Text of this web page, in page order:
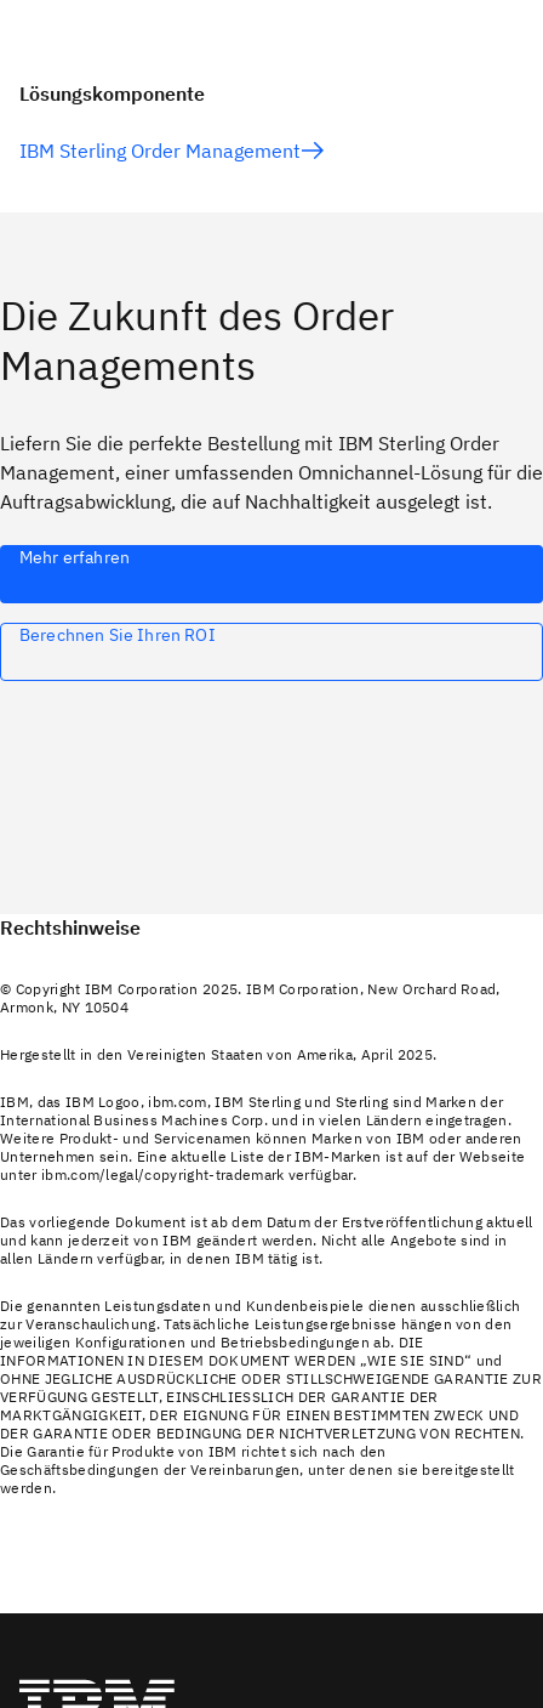
Lösungskomponente
IBM Sterling Order Management
Die Zukunft des Order
Managements
Liefern Sie die perfekte Bestellung mit IBM Sterling Order
Management, einer umfassenden Omnichannel-Lösung für die
Auftragsabwicklung, die auf Nachhaltigkeit ausgelegt ist.
Mehr erfahren
Berechnen Sie Ihren ROI
Rechtshinweise
© Copyright IBM Corporation 2025. IBM Corporation, New Orchard Road,
Armonk, NY 10504
Hergestellt in den Vereinigten Staaten von Amerika, April 2025.
IBM, das IBM Logoo, ibm.com, IBM Sterling und Sterling sind Marken der
International Business Machines Corp. und in vielen Ländern eingetragen.
Weitere Produkt‐ und Servicenamen können Marken von IBM oder anderen
Unternehmen sein. Eine aktuelle Liste der IBM-Marken ist auf der Webseite
unter ibm.com/legal/copyright-trademark verfügbar.
Das vorliegende Dokument ist ab dem Datum der Erstveröffentlichung aktuell
und kann jederzeit von IBM geändert werden. Nicht alle Angebote sind in
allen Ländern verfügbar, in denen IBM tätig ist.
Die genannten Leistungsdaten und Kundenbeispiele dienen ausschließlich
zur Veranschaulichung. Tatsächliche Leistungsergebnisse hängen von den
jeweiligen Konfigurationen und Betriebsbedingungen ab. DIE
INFORMATIONEN IN DIESEM DOKUMENT WERDEN „WIE SIE SIND“ und
OHNE JEGLICHE AUSDRÜCKLICHE ODER STILLSCHWEIGENDE GARANTIE ZUR
VERFÜGUNG GESTELLT, EINSCHLIESSLICH DER GARANTIE DER
MARKTGÄNGIGKEIT, DER EIGNUNG FÜR EINEN BESTIMMTEN ZWECK UND
DER GARANTIE ODER BEDINGUNG DER NICHTVERLETZUNG VON RECHTEN.
Die Garantie für Produkte von IBM richtet sich nach den
Geschäftsbedingungen der Vereinbarungen, unter denen sie bereitgestellt
werden.